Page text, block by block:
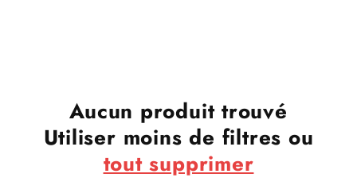
Aucun produit trouvé
Utiliser moins de filtres ou
tout supprimer